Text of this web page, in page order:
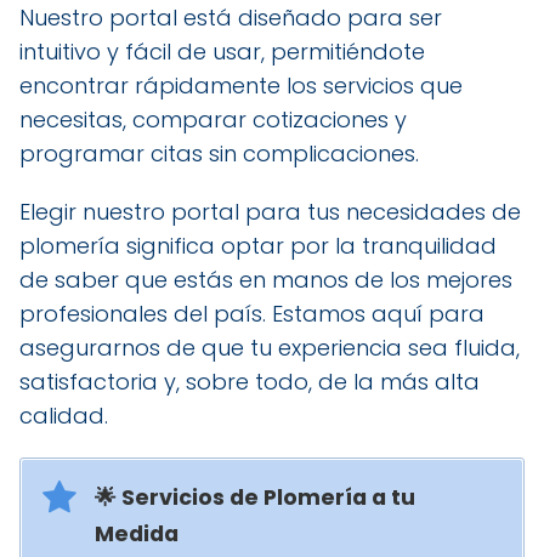
Nuestro portal está diseñado para ser
intuitivo y fácil de usar, permitiéndote
encontrar rápidamente los servicios que
necesitas, comparar cotizaciones y
programar citas sin complicaciones.
Elegir nuestro portal para tus necesidades de
plomería significa optar por la tranquilidad
de saber que estás en manos de los mejores
profesionales del país. Estamos aquí para
asegurarnos de que tu experiencia sea fluida,
satisfactoria y, sobre todo, de la más alta
calidad.
🌟 Servicios de Plomería a tu
Medida